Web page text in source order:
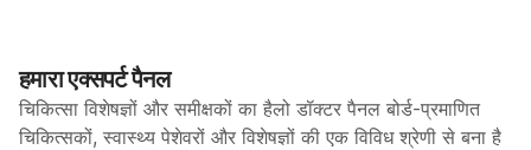
हमारा एक्सपर्ट पैनल
चिकित्सा विशेषज्ञों और समीक्षकों का हैलो डॉक्टर पैनल बोर्ड-प्रमाणित
चिकित्सकों, स्वास्थ्य पेशेवरों और विशेषज्ञों की एक विविध श्रेणी से बना है